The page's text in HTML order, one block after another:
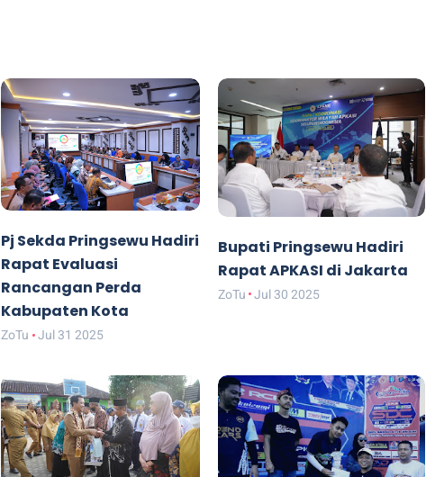
Pj Sekda Pringsewu Hadiri
Rapat Evaluasi
Rancangan Perda
Kabupaten Kota
ZoTu Jul 31 2025
Bupati Pringsewu Hadiri
Rapat APKASI di Jakarta
ZoTu Jul 30 2025